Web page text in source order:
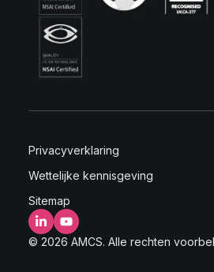
Privacyverklaring
Wettelijke kennisgeving
Sitemap
LinkedInYouTube
© 2026 AMCS. Alle rechten